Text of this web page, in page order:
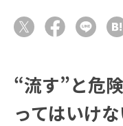
“流す”と危
ってはいけ